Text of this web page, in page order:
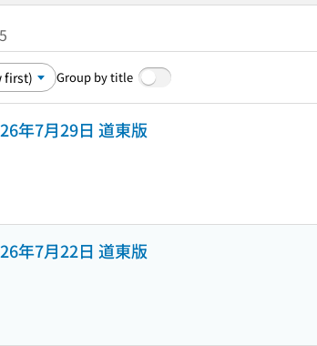
Group by title
年7月29日 道東版
年7月22日 道東版